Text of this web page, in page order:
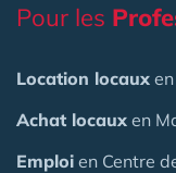
Pour les
Location locaux
Achat locaux en
Emploi en Centre